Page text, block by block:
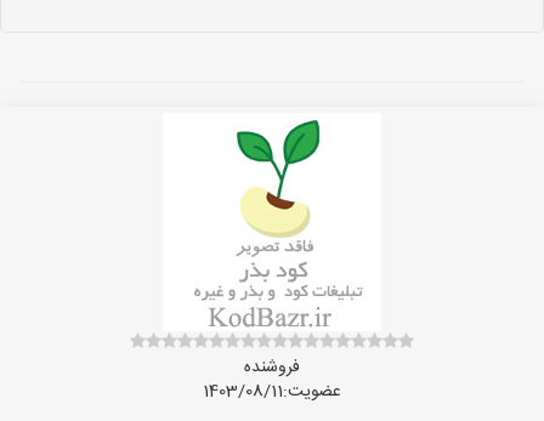
فروشنده
عضویت:1403/08/11